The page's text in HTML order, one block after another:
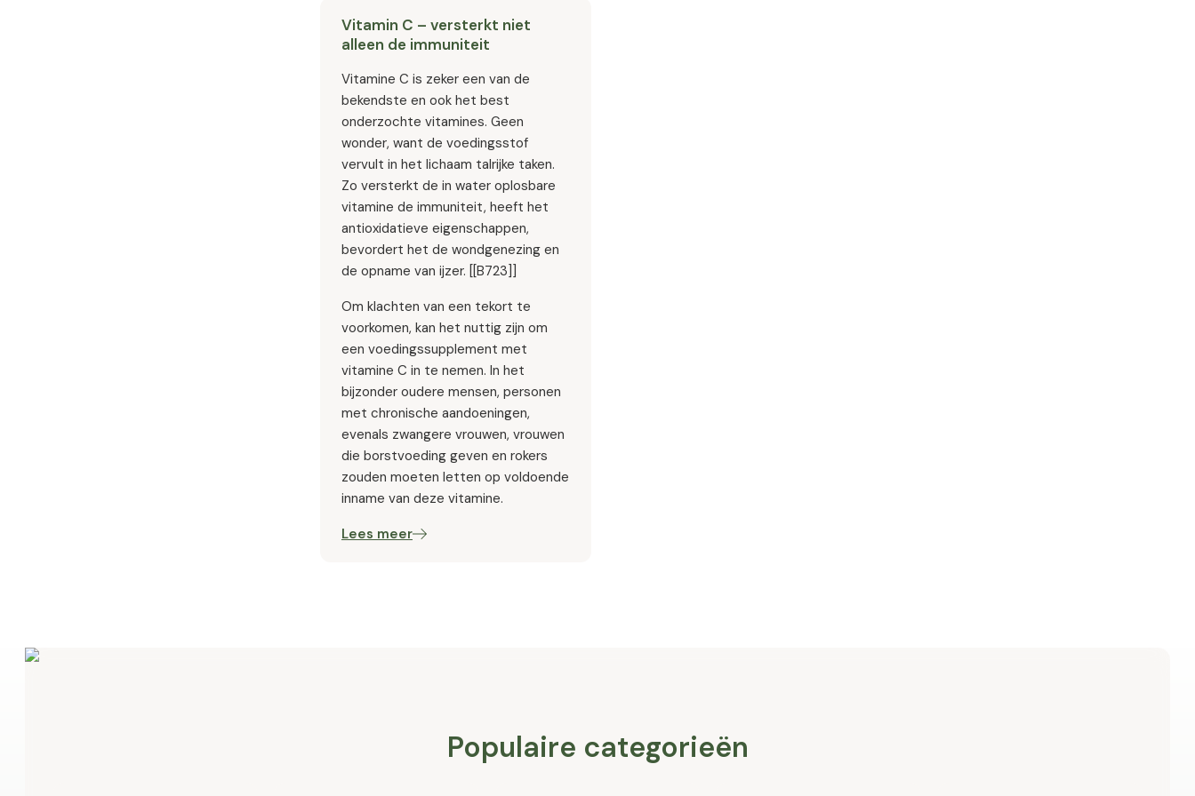
Vitamin C – versterkt niet
alleen de immuniteit
Vitamine C is zeker een van de
bekendste en ook het best
onderzochte vitamines. Geen
wonder, want de voedingsstof
vervult in het lichaam talrijke taken.
Zo versterkt de in water oplosbare
vitamine de immuniteit, heeft het
antioxidatieve eigenschappen,
bevordert het de wondgenezing en
de opname van ijzer. [[B723]]⁠
Om klachten van een tekort te
voorkomen, kan het nuttig zijn om
een voedingssupplement met
vitamine C in te nemen. In het
bijzonder oudere mensen, personen
met chronische aandoeningen,
evenals zwangere vrouwen, vrouwen
die borstvoeding geven en rokers
zouden moeten letten op voldoende
inname van deze vitamine.
Lees meer
Populaire categorieën